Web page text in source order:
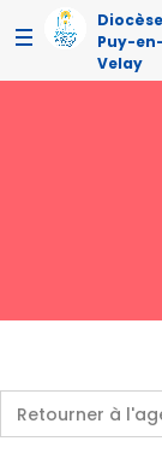
Puy-en-
Velay
Retourner à